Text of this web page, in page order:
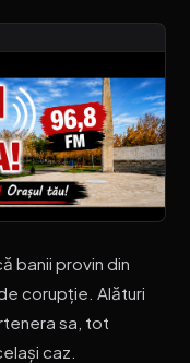
banii provin din
corupție. Alături
sa, tot
caz.